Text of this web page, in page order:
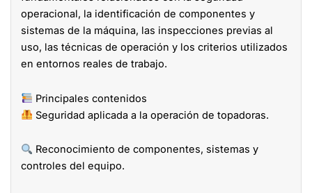
operacional, la identificación de componentes y
sistemas de la máquina, las inspecciones previas al
uso, las técnicas de operación y los criterios utilizados
en entornos reales de trabajo.
Principales contenidos
Seguridad aplicada a la operación de topadoras.
Reconocimiento de componentes, sistemas y
controles del equipo.